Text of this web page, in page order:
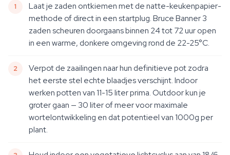
Laat je zaden ontkiemen met de natte-keukenpapier-
methode of direct in een startplug. Bruce Banner 3
zaden scheuren doorgaans binnen 24 tot 72 uur open
in een warme, donkere omgeving rond de 22-25°C.
Verpot de zaailingen naar hun definitieve pot zodra
het eerste stel echte blaadjes verschijnt. Indoor
werken potten van 11-15 liter prima. Outdoor kun je
groter gaan — 30 liter of meer voor maximale
wortelontwikkeling en dat potentieel van 1000g per
plant.